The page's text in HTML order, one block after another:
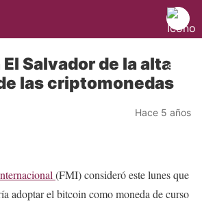
Salvador de la alta
las criptomonedas
Hace 5 años
(FMI) consideró este lunes que
adoptar el bitcoin como moneda de curso